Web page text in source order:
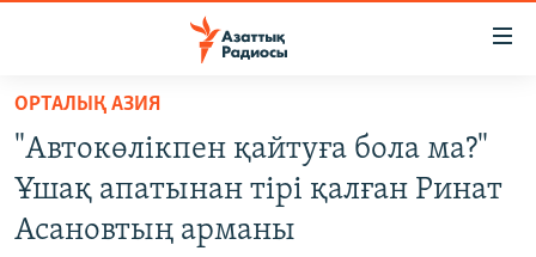
Skip
main
content
Skip
to
ЖАҢАЛЫҚТАР
AZATTYQTV
ОРТАЛЫҚ АЗИЯ
"Автокөлікпен қайтуға бола ма?"
Ұшақ апатынан тірі қалған Ринат
Асановтың арманы